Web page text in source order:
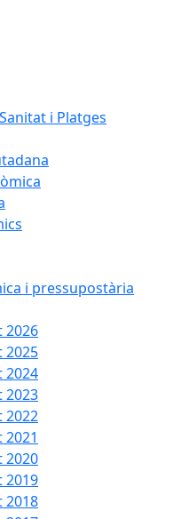
i Platges
i pressupostària
2026
2025
2024
2023
2022
2020
2019
2018